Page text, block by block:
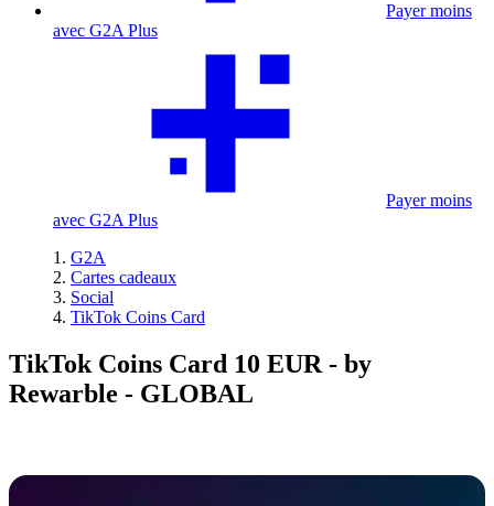
Payer moins
avec G2A Plus
Payer moins
avec G2A Plus
G2A
Cartes cadeaux
Social
TikTok Coins Card
TikTok Coins Card 10 EUR - by
Rewarble - GLOBAL